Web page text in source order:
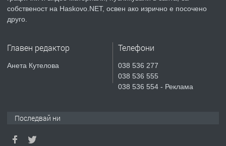
ПРЕДЛАГА
НАПЪЛНО ОБЗАВЕДЕН И
Давам гараж под наем
собственост на Haskovo.NET, освен ако изрично е посочено
друго.
Главен редактор
Анета Кутелова
Телефони
038 536 277
038 536 555
038 536 554 - Реклама
Последвай ни